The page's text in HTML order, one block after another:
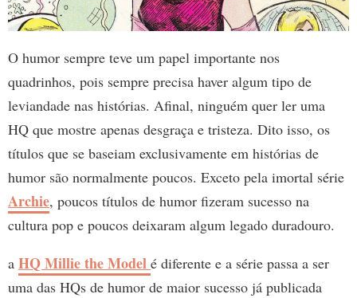
O humor sempre teve um papel importante nos
quadrinhos, pois sempre precisa haver algum tipo de
leviandade nas histórias. Afinal, ninguém quer ler uma
HQ que mostre apenas desgraça e tristeza. Dito isso, os
títulos que se baseiam exclusivamente em histórias de
humor são normalmente poucos. Exceto pela imortal série
Archie, poucos títulos de humor fizeram sucesso na
cultura pop e poucos deixaram algum legado duradouro.
a HQ Millie the Model é diferente e a série passa a ser
uma das HQs de humor de maior sucesso já publicada